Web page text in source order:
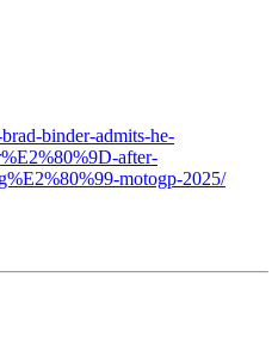
binder-admits-he-
after-
motogp-2025/